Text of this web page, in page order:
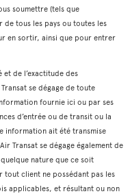
soumettre (tels que
tous les pays ou toutes les
en sortir, ainsi que pour entrer
et de l’exactitude des
se dégage de toute
fournie ici ou par ses
d’entrée ou de transit ou la
information ait été transmise
Transat se dégage également de
nature que ce soit
tout client ne possédant pas les
applicables, et résultant ou non